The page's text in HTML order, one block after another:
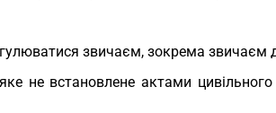
звичаєм, зокрема звичаєм
не встановлене актами